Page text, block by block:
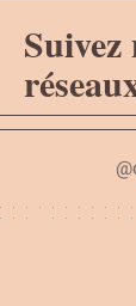
Suivez